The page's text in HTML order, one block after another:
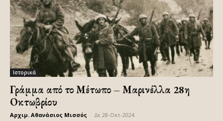
Ιστορικά
Γράμμα από το Μέτωπο – Μαρινέλλα 28η
Οκτωβρίου
Αρχιμ. Αθανάσιος Μισσός Δε 28-Οκτ-2024